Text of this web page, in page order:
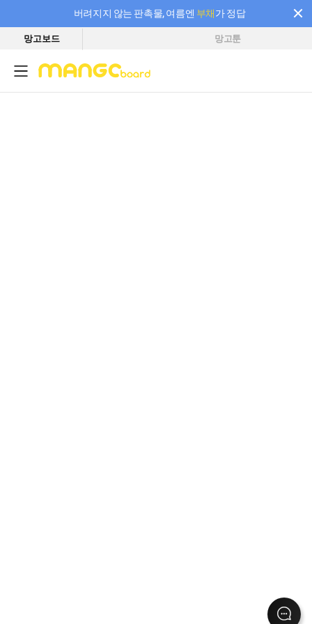
버려지지 않는 판촉물, 여름엔 부채가 정답
필요한 만큼 충전하고 끊김 없이 작업하세요! 새로워진 AI 부스터 요금제
망고보드 망고툰